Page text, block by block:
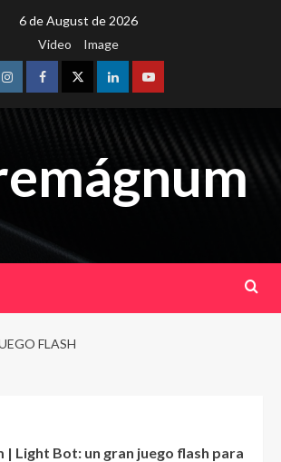
6 de August de 2026
Video
Image
InstagramFacebookTwitterLinkedinYoutube
FLASH
| Light Bot: un gran juego flash para